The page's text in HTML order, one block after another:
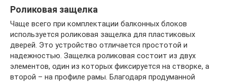
Роликовая защелка
Чаще всего при комплектации балконных блоков
используется роликовая защелка для пластиковых
дверей. Это устройство отличается простотой и
надежностью. Защелка роликовая состоит из двух
элементов, один из которых фиксируется на створке, а
второй – на профиле рамы. Благодаря продуманной